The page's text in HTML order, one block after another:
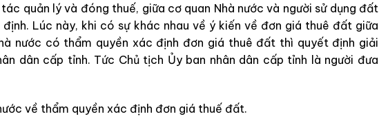
quản lý và đóng thuế, giữa cơ quan Nhà nước và người sử dụng đất
Lúc này, khi có sự khác nhau về ý kiến về đơn giá thuê đất giữa
nước có thẩm quyền xác định đơn giá thuê đất thì quyết định giải
dân cấp tỉnh. Tức Chủ tịch Ủy ban nhân dân cấp tỉnh là người đưa
về thẩm quyền xác định đơn giá thuế đất.